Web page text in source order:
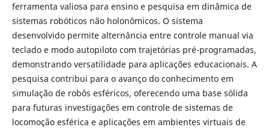
ferramenta valiosa para ensino e pesquisa em dinâmica de
sistemas robóticos não holonômicos. O sistema
desenvolvido permite alternância entre controle manual via
teclado e modo autopiloto com trajetórias pré-programadas,
demonstrando versatilidade para aplicações educacionais. A
pesquisa contribui para o avanço do conhecimento em
simulação de robôs esféricos, oferecendo uma base sólida
para futuras investigações em controle de sistemas de
locomoção esférica e aplicações em ambientes virtuais de